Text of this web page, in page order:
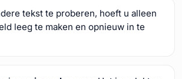
tekst te proberen, hoeft u alleen
leeg te maken en opnieuw in te